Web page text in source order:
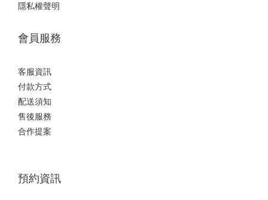
隱私權聲明
會員服務
客服資訊
付款方式
配送須知
售後服務
合作提案
預約資訊